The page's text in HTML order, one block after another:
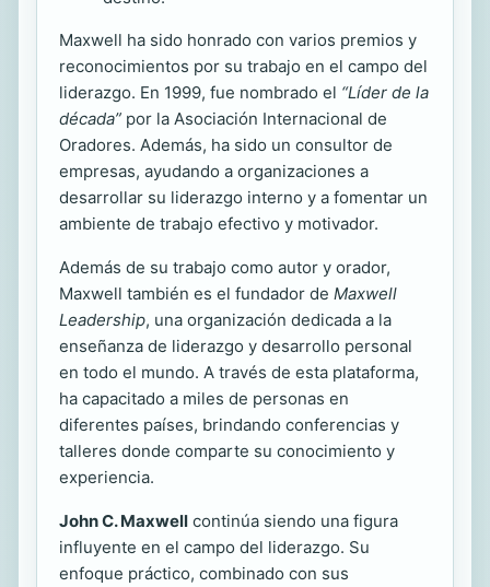
Maxwell ha sido honrado con varios premios y
reconocimientos por su trabajo en el campo del
liderazgo. En 1999, fue nombrado el “Líder de la
década” por la Asociación Internacional de
Oradores. Además, ha sido un consultor de
empresas, ayudando a organizaciones a
desarrollar su liderazgo interno y a fomentar un
ambiente de trabajo efectivo y motivador.
Además de su trabajo como autor y orador,
Maxwell también es el fundador de Maxwell
Leadership, una organización dedicada a la
enseñanza de liderazgo y desarrollo personal
en todo el mundo. A través de esta plataforma,
ha capacitado a miles de personas en
diferentes países, brindando conferencias y
talleres donde comparte su conocimiento y
experiencia.
John C. Maxwell continúa siendo una figura
influyente en el campo del liderazgo. Su
enfoque práctico, combinado con sus